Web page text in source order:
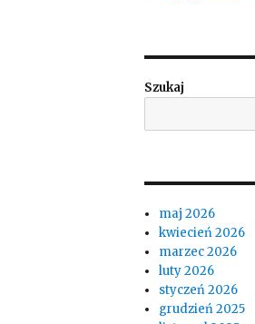
Szukaj
maj 2026
kwiecień 2026
marzec 2026
luty 2026
styczeń 2026
grudzień 2025